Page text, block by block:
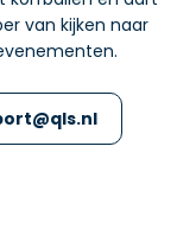
van kijken naar